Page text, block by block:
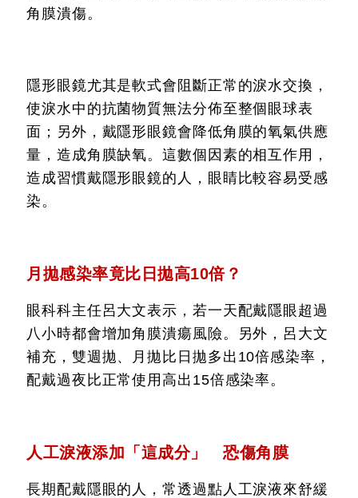
角膜潰傷。
隱形眼鏡尤其是軟式會阻斷正常的淚水交換，
使淚水中的抗菌物質無法分佈至整個眼球表
面；另外，戴隱形眼鏡會降低角膜的氧氣供應
量，造成角膜缺氧。這數個因素的相互作用，
造成習慣戴隱形眼鏡的人，眼睛比較容易受感
染。
月拋感染率竟比日拋高10倍？
眼科科主任呂大文表示，若一天配戴隱眼超過
八小時都會增加角膜潰瘍風險。另外，呂大文
補充，雙週拋、月拋比日拋多出10倍感染率，
配戴過夜比正常使用高出15倍感染率。
人工淚液添加「這成分」 恐傷角膜
長期配戴隱眼的人，常透過點人工淚液來舒緩